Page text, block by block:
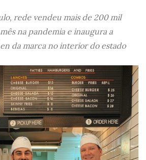
rede vendeu mais de 200 mil
na pandemia e inaugura a
da marca no interior do estado